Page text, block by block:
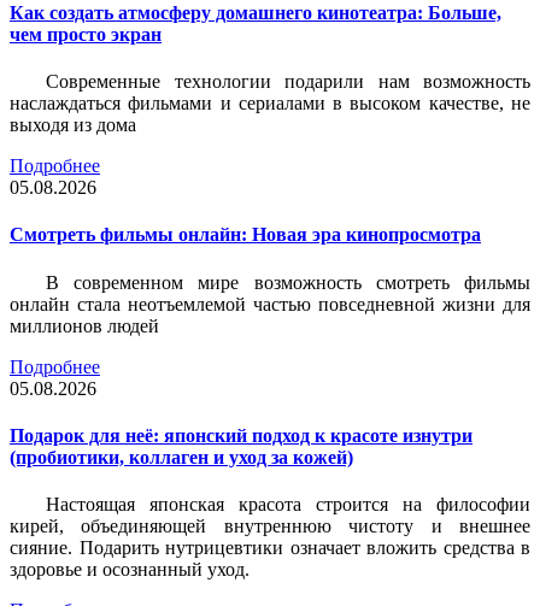
Как создать атмосферу домашнего кинотеатра: Больше,
чем просто экран
Современные технологии подарили нам возможность
наслаждаться фильмами и сериалами в высоком качестве, не
выходя из дома
Подробнее
05.08.2026
Смотреть фильмы онлайн: Новая эра кинопросмотра
В современном мире возможность смотреть фильмы
онлайн стала неотъемлемой частью повседневной жизни для
миллионов людей
Подробнее
05.08.2026
Подарок для неё: японский подход к красоте изнутри
(пробиотики, коллаген и уход за кожей)
Настоящая японская красота строится на философии
кирей, объединяющей внутреннюю чистоту и внешнее
сияние. Подарить нутрицевтики означает вложить средства в
здоровье и осознанный уход.